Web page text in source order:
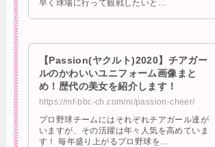
早く球場に行って観戦したいと…
【Passion(ヤクルト)2020】チアガー
ルのかわいいユニフォーム画像まと
め！歴代の美女を紹介します！
https://mf-bbc-ch.com/ni/passion-cheer/
プロ野球チームにはそれぞれチアガール達が
いますが、その活躍は年々人気を高めていま
す！ 毎年盛り上がるプロ野球を…